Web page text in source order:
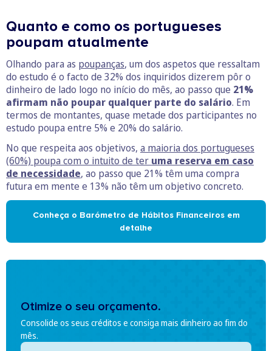
Quanto e como os portugueses
poupam atualmente
Olhando para as poupanças, um dos aspetos que ressaltam
do estudo é o facto de 32% dos inquiridos dizerem pôr o
dinheiro de lado logo no início do mês, ao passo que 21%
afirmam não poupar qualquer parte do salário. Em
termos de montantes, quase metade dos participantes no
estudo poupa entre 5% e 20% do salário.
No que respeita aos objetivos, a maioria dos portugueses
(60%) poupa com o intuito de ter uma reserva em caso
de necessidade, ao passo que 21% têm uma compra
futura em mente e 13% não têm um objetivo concreto.
Conheça o Barómetro de Hábitos Financeiros em
detalhe
Otimize o seu orçamento.
Consolide os seus créditos e consiga mais dinheiro ao fim do
mês.